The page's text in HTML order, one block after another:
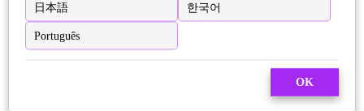
日本語 한국어
Português
OK